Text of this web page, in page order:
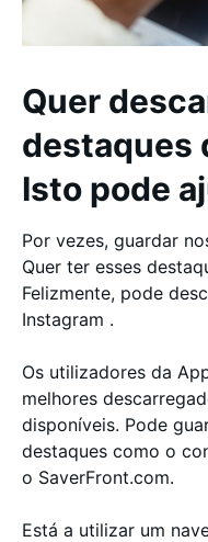
Quer
destaques
Isto pode
Por vezes, guardar
Quer ter esses
Felizmente, pode
Instagram .
Os utilizadores da
melhores
disponíveis. Pode
destaques como o
o SaverFront.com.
Está a utilizar um